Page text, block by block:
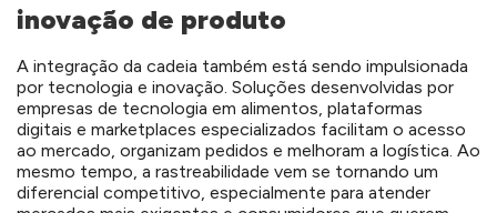
inovação de produto
A integração da cadeia também está sendo impulsionada
por tecnologia e inovação. Soluções desenvolvidas por
empresas de tecnologia em alimentos, plataformas
digitais e marketplaces especializados facilitam o acesso
ao mercado, organizam pedidos e melhoram a logística. Ao
mesmo tempo, a rastreabilidade vem se tornando um
diferencial competitivo, especialmente para atender